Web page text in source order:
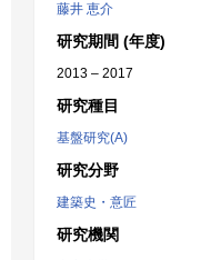
藤井 恵介
研究期間 (年度)
2013 – 2017
研究種目
基盤研究(A)
研究分野
建築史・意匠
研究機関